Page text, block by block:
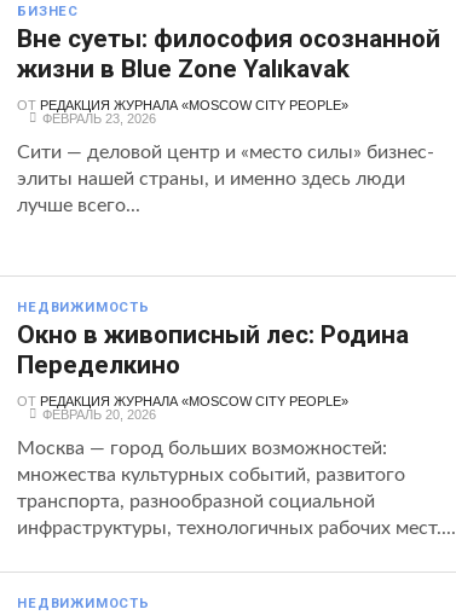
БИЗНЕС
Вне суеты: философия осознанной
жизни в Blue Zone Yalıkavak
ОТ РЕДАКЦИЯ ЖУРНАЛА «MOSCOW CITY PEOPLE»
ФЕВРАЛЬ 23, 2026
Сити — деловой центр и «место силы» бизнес-
элиты нашей страны, и именно здесь люди
лучше всего...
НЕДВИЖИМОСТЬ
Окно в живописный лес: Родина
Переделкино
ОТ РЕДАКЦИЯ ЖУРНАЛА «MOSCOW CITY PEOPLE»
ФЕВРАЛЬ 20, 2026
Москва — город больших возможностей:
множества культурных событий, развитого
транспорта, разнообразной социальной
инфраструктуры, технологичных рабочих мест....
НЕДВИЖИМОСТЬ